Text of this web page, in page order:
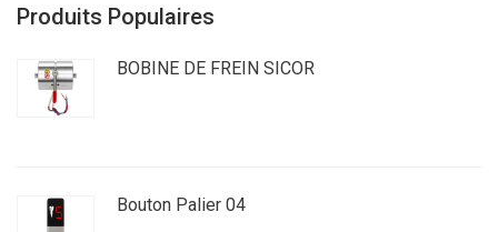
Produits Populaires
BOBINE DE FREIN SICOR
Bouton Palier 04